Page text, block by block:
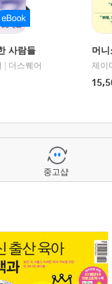
사람들
더스퀘어
머
중고샵